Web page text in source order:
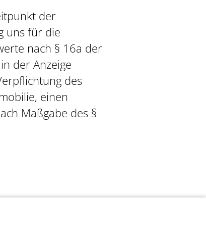
der
uns für die
nach § 16a der
der Anzeige
des
einen
Maßgabe des §